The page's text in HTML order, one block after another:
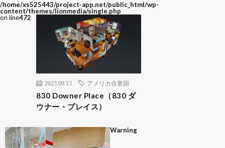
/home/xs525443/project-app.net/public_html/wp-
content/themes/lionmedia/single.php
on line472
2023.09.13 アメリカ合衆国
830 Downer Place（830 ダ
ウナー・プレイス）
Warning